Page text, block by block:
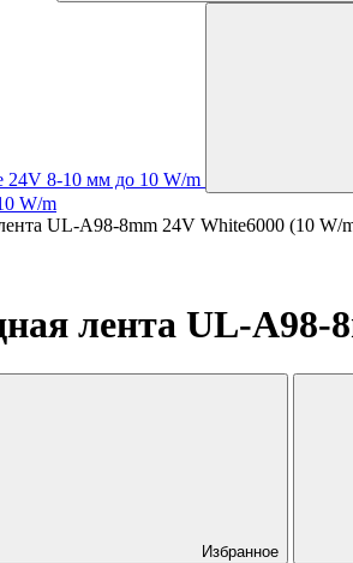
24V 8-10 мм до 10 W/m
W/m
UL-A98-8mm 24V White6000 (10 W/
лента UL-
Избранное